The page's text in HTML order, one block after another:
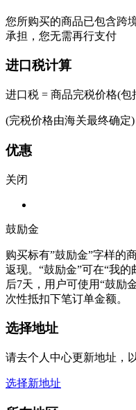
您所购买的商品已包含跨
承担，您无需再行支付
进口税计算
进口税 = 商品完税价格(包
(完税价格由海关最终确定)
优惠
关闭
鼓励金
购买标有”鼓励金”字样的
返现。“鼓励金”可在“我
后7天，用户可使用“鼓励
次性抵扣下笔订单金额。
选择地址
请去个人中心更新地址，
选择新地址